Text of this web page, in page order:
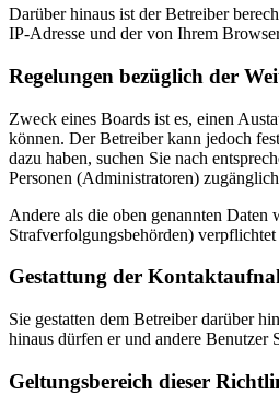
Darüber hinaus ist der Betreiber
IP-Adresse und der von Ihrem
Regelungen bezüglich der
Zweck eines Boards ist es, einen
können. Der Betreiber kann jedoch
dazu haben, suchen Sie nach
Personen (Administratoren)
Andere als die oben genannten
Strafverfolgungsbehörden)
Gestattung der
Sie gestatten dem Betreiber darüber
hinaus dürfen er und andere Benutzer
Geltungsbereich dieser